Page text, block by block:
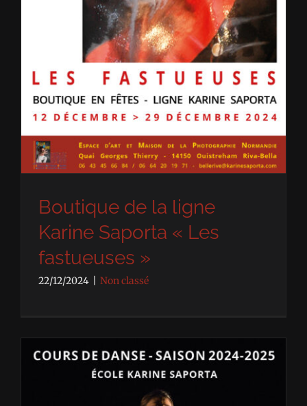
Boutique de la ligne
Karine Saporta « Les
fastueuses »
22/12/2024 Non classé